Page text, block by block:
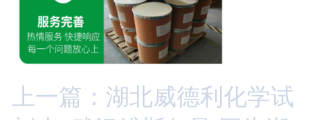
上一篇：湖北威德利化学试